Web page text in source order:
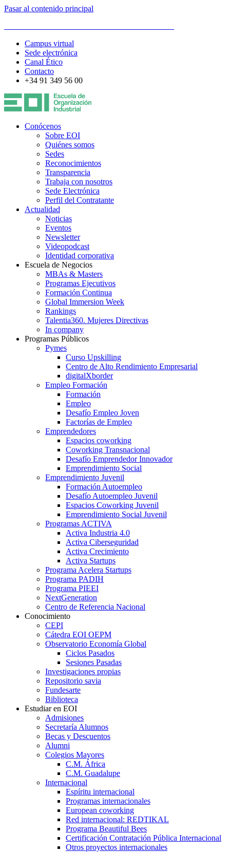
Pasar al contenido principal
Campus virtual
Sede electrónica
Canal Ético
Contacto
+34 91 349 56 00
Conócenos
Sobre EOI
Quiénes somos
Sedes
Reconocimientos
Transparencia
Trabaja con nosotros
Sede Electrónica
Perfil del Contratante
Actualidad
Noticias
Eventos
Newsletter
Videopodcast
Identidad corporativa
Escuela de Negocios
MBAs & Masters
Programas Ejecutivos
Formación Continua
Global Immersion Week
Rankings
Talentia360. Mujeres Directivas
In company
Programas Públicos
Pymes
Curso Upskilling
Centro de Alto Rendimiento Empresarial
digitalXborder
Empleo Formación
Formación
Empleo
Desafío Empleo Joven
Factorías de Empleo
Emprendedores
Espacios coworking
Coworking Transnacional
Desafío Emprendedor Innovador
Emprendimiento Social
Emprendimiento Juvenil
Formación Autoempleo
Desafío Autoempleo Juvenil
Espacios Coworking Juvenil
Emprendimiento Social Juvenil
Programas ACTIVA
Activa Industria 4.0
Activa Ciberseguridad
Activa Crecimiento
Activa Startups
Programa Acelera Startups
Programa PADIH
Programa PIEEI
NextGeneration
Centro de Referencia Nacional
Conocimiento
CEPI
Cátedra EOI OEPM
Observatorio Economía Global
Ciclos Pasados
Sesiones Pasadas
Investigaciones propias
Repositorio savia
Fundesarte
Biblioteca
Estudiar en EOI
Admisiones
Secretaría Alumnos
Becas y Descuentos
Alumni
Colegios Mayores
C.M. África
C.M. Guadalupe
Internacional
Espíritu internacional
Programas internacionales
European coworking
Red internacional: REDTIKAL
Programa Beautiful Bees
Certificación Contratación Pública Internacional
Otros proyectos internacionales